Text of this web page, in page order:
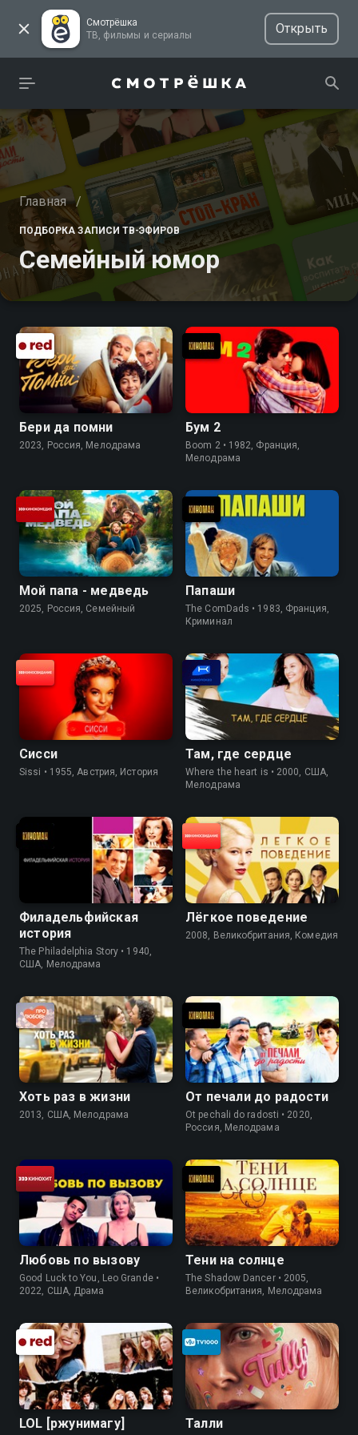
Смотрёшка
ТВ, фильмы и сериалы
Открыть
Главная /
ПОДБОРКА ЗАПИСИ ТВ-ЭФИРОВ
Семейный юмор
Бери да помни
2023, Россия, Мелодрама
Бум 2
Boom 2 • 1982, Франция,
Мелодрама
Мой папа - медведь
2025, Россия, Cемейный
Папаши
The ComDads • 1983, Франция,
Криминал
Сисси
Sissi • 1955, Австрия, История
Там, где сердце
Where the heart is • 2000, США,
Мелодрама
Филадельфийская
история
The Philadelphia Story • 1940,
США, Мелодрама
Лёгкое поведение
2008, Великобритания, Комедия
Хоть раз в жизни
2013, США, Мелодрама
От печали до радости
Ot pechali do radosti • 2020,
Россия, Мелодрама
Любовь по вызову
Good Luck to You, Leo Grande •
2022, США, Драма
Тени на солнце
The Shadow Dancer • 2005,
Великобритания, Мелодрама
LOL [ржунимагу] Талли